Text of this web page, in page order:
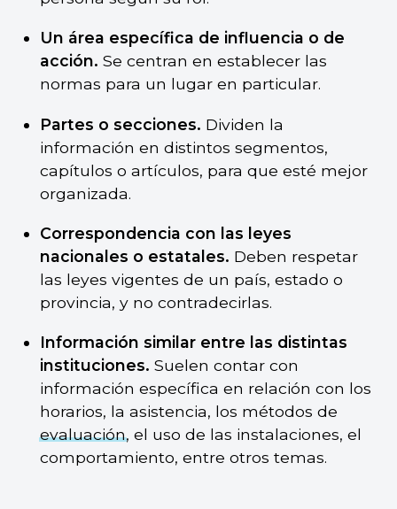
Un área específica de influencia o de
acción. Se centran en establecer las
normas para un lugar en particular.
Partes o secciones. Dividen la
información en distintos segmentos,
capítulos o artículos, para que esté mejor
organizada.
Correspondencia con las leyes
nacionales o estatales. Deben respetar
las leyes vigentes de un país, estado o
provincia, y no contradecirlas.
Información similar entre las distintas
instituciones. Suelen contar con
información específica en relación con los
horarios, la asistencia, los métodos de
evaluación, el uso de las instalaciones, el
comportamiento, entre otros temas.